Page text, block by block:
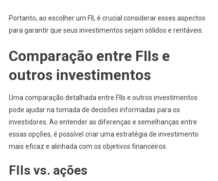
Portanto, ao escolher um FII, é crucial considerar esses aspectos
para garantir que seus investimentos sejam sólidos e rentáveis.
Comparação entre FIIs e
outros investimentos
Uma comparação detalhada entre FIIs e outros investimentos
pode ajudar na tomada de decisões informadas para os
investidores. Ao entender as diferenças e semelhanças entre
essas opções, é possível criar uma estratégia de investimento
mais eficaz e alinhada com os objetivos financeiros.
FIIs vs. ações